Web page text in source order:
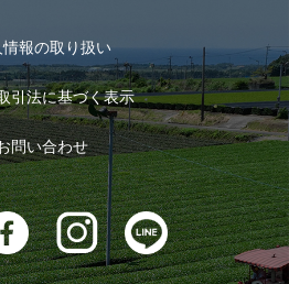
情報の取り扱い
引法に基づく表示
問い合わせ